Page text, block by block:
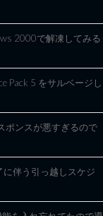
2000で解凍してみる
Pack 5 をサルベージし
ポンスが悪すぎるので
に伴う引っ越しスケジ